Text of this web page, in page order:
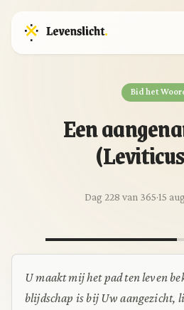
Bid het
Een
Dag 228 van 365·15
U maakt mij het pad ten leven
blijdschap is bij Uw aangezicht,